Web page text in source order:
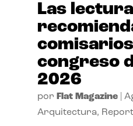
Las
congreso
2026
por Flat Magazine|
Arquitectura,